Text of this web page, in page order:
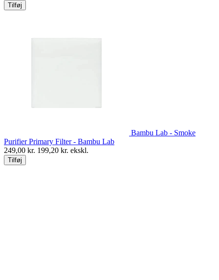
Tilføj
Bambu Lab - Smoke
Purifier Primary Filter - Bambu Lab
249,00 kr. 199,20 kr. ekskl.
Tilføj